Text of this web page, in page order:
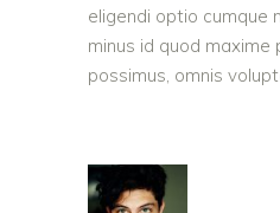
eligendi optio cumque
minus id quod
possimus, omnis